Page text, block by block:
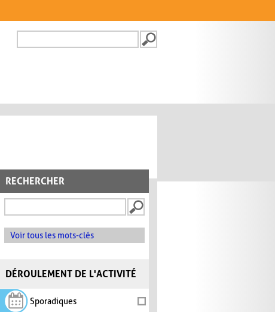
FORMULAIRE DE
RECHERCHER
Voir tous les mots-clés
DÉROULEMENT DE L'ACTIVITÉ
Sporadiques